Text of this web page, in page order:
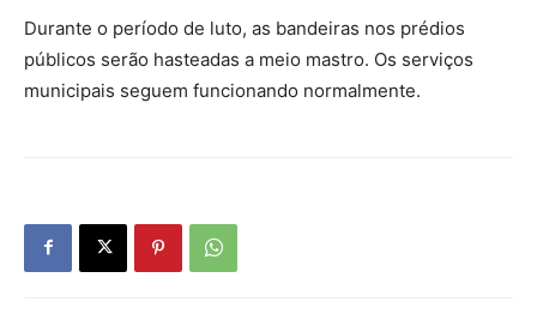
Durante o período de luto, as bandeiras nos prédios
públicos serão hasteadas a meio mastro. Os serviços
municipais seguem funcionando normalmente.